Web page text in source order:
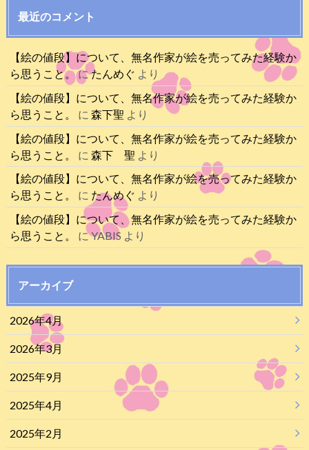
最近のコメント
【絵の値段】について、無名作家が絵を売ってみた経験か
ら思うこと。にたんめぐ より
【絵の値段】について、無名作家が絵を売ってみた経験か
ら思うこと。
に 森下聖 より
【絵の値段】について、無名作家が絵を売ってみた経験か
ら思うこと。
に 森下 聖 より
【絵の値段】について、無名作家が絵を売ってみた経験か
ら思うこと。
に たんめぐ より
【絵の値段】について、無名作家が絵を売ってみた経験か
ら思うこと。
にYABIS より
アーカイブ
2026年4月
2026年3月
2025年9月
2025年4月
2025年2月